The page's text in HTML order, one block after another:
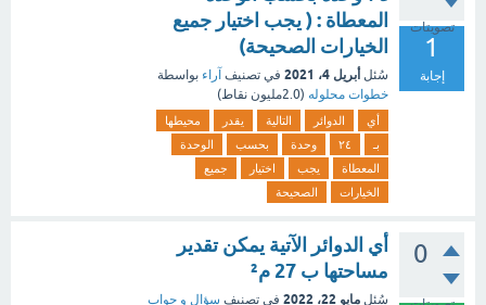
تصويتات
1
إجابة
المعطاة : ( يجب اختيار جميع
الخيارات الصحيحة)
سُئل أبريل 4، 2021 في تصنيف آراء بواسطة
خطوات محلوله (2.0مليون نقاط)
أي الدوائر التالية يقدر
محيطها
بـ
٢٤ وحدة بحسب
الوحدة
المعطاة
يجب اختيار
جميع
الخيارات
الصحيحة
0
أي الدوائر الآتية يمكن تقدير
مساحتها ب 27 م²
سُئل مايو 22، 2022 في تصنيف سؤال و جواب